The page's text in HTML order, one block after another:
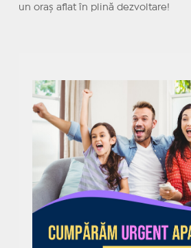
un oraș aflat în plină dezvoltare!